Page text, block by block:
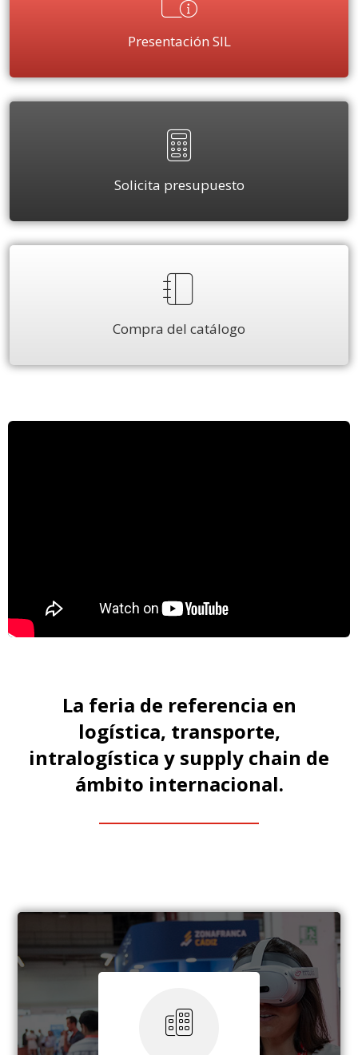
Presentación SIL
Solicita presupuesto
Compra del catálogo
La feria de referencia en
logística, transporte,
intralogística y supply chain de
ámbito internacional.